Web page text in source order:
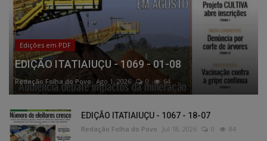
Edições em PDF
EDIÇÃO ITATIAIUÇU - 1069 - 01-08
Redação Folha do Povo Ago 1, 2026 0 64
EDIÇÃO ITATIAIUÇU - 1067 - 18-07
Redação Folha do Povo Jul 18, 2026 0 84